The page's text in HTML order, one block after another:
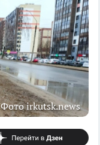
Фото irkutsk.news